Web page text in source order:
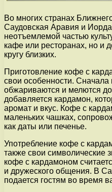
Во многих странах
Саудовская Аравия и
неотъемлемой частью
кафе или ресторанах, но и
кругу близких.
Приготовление кофе с
свои особенности.
обжариваются и мелются
добавляется кардамон,
аромат и вкус. Кофе с
маленьких чашках,
как даты или печенье.
Употребление кофе с
также свои символические
кофе с кардамоном
и дружеского общения. В
подается гостям во время